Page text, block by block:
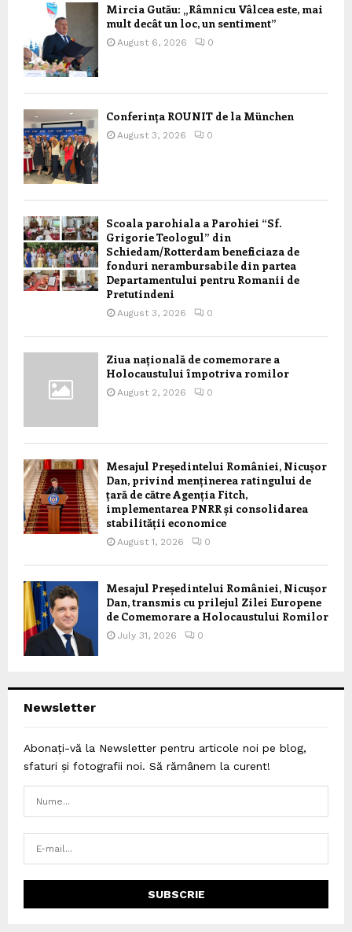
Mircia Gutău: „Râmnicu Vâlcea este, mai
mult decât un loc, un sentiment”
August 6, 2026 0
Conferința ROUNIT de la München
August 3, 2026 0
Scoala parohiala a Parohiei “Sf.
Grigorie Teologul” din
Schiedam/Rotterdam beneficiaza de
fonduri nerambursabile din partea
Departamentului pentru Romanii de
Pretutindeni
August 3, 2026 0
Ziua națională de comemorare a
Holocaustului împotriva romilor
August 2, 2026 0
Mesajul Președintelui României, Nicușor
Dan, privind menținerea ratingului de
țară de către Agenția Fitch,
implementarea PNRR și consolidarea
stabilității economice
August 1, 2026 0
Mesajul Președintelui României, Nicușor
Dan, transmis cu prilejul Zilei Europene
de Comemorare a Holocaustului Romilor
July 31, 2026 0
Newsletter
Abonați-vă la Newsletter pentru articole noi pe blog,
sfaturi și fotografii noi. Să rămânem la curent!